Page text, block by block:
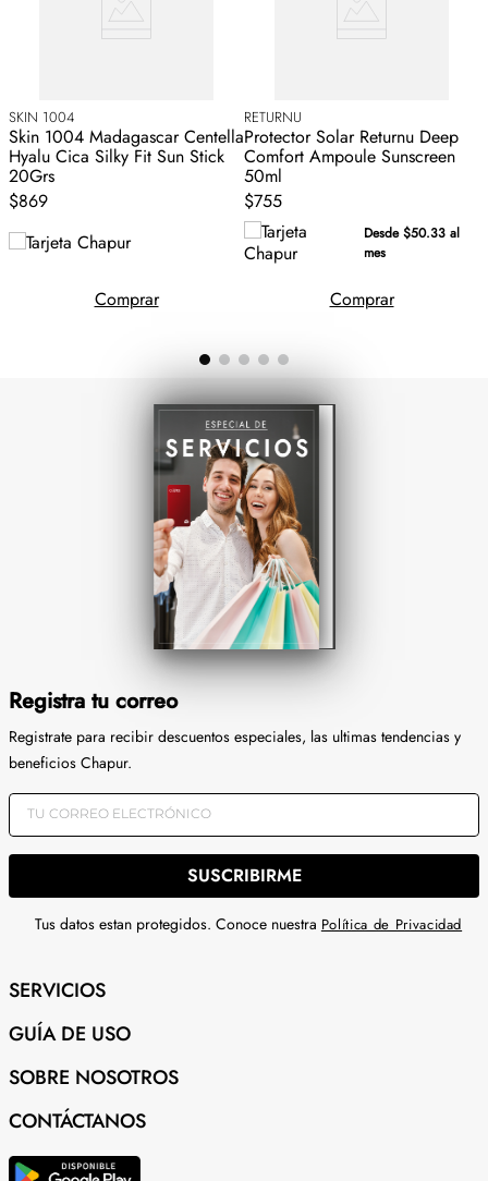
SKIN 1004
Skin 1004 Madagascar Centella
Hyalu Cica Silky Fit Sun Stick
20Grs
$869
Comprar
RETURNU
Protector Solar Returnu Deep
Comfort Ampoule Sunscreen
50ml
$755
Desde $50.33 al
mes
Comprar
Registra tu correo
Registrate para recibir descuentos especiales, las ultimas tendencias y
beneficios Chapur.
SUSCRIBIRME
Tus datos estan protegidos. Conoce nuestra Política de Privacidad
SERVICIOS
GUÍA DE USO
SOBRE NOSOTROS
CONTÁCTANOS